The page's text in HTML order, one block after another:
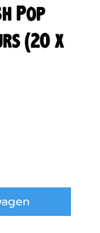
Pop
(20 x